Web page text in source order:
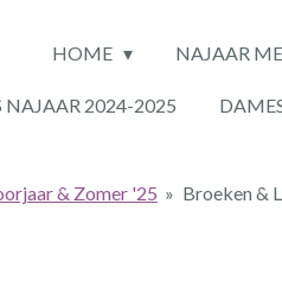
HOME NAJAAR
NAJAAR 2024-2025
& Zomer '25 » Broeken &